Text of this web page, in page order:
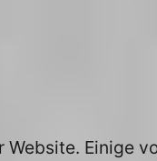
Einige